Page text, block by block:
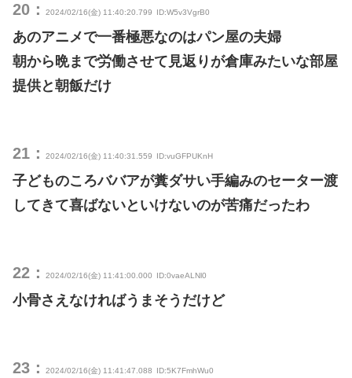
20： 2024/02/16(金) 11:40:20.799 ID:W5v3VgrB0
あのアニメで一番極悪なのはパン屋の夫婦
朝から晩まで労働させて見返りが倉庫みたいな部屋
提供と朝飯だけ
21： 2024/02/16(金) 11:40:31.559 ID:vuGFPUKnH
子どものころババアが糞ダサい手編みのセーター渡
してきて喜ばないといけないのが苦痛だったわ
22： 2024/02/16(金) 11:41:00.000 ID:0vaeALNl0
小骨さえなければうまそうだけど
23： 2024/02/16(金) 11:41:47.088 ID:5K7FmhWu0